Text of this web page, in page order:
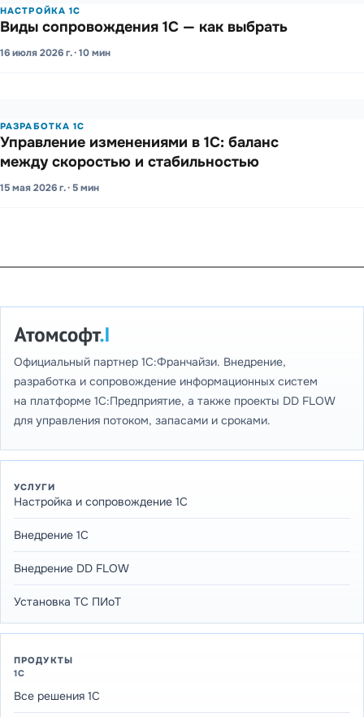
НАСТРОЙКА 1С
Виды сопро­вожде­ния 1С — как выбрать
16 июля 2026 г. · 10 мин
РАЗРАБОТКА 1С
Управ­ление изме­нениями в 1С: баланс
между скоро­стью и стаби­льно­стью
15 мая 2026 г. · 5 мин
Официальный партнер 1С:Франчайзи. Внедрение,
разработка и сопровождение информационных систем
на платформе 1С:Предприятие, а также проекты DD FLOW
для управления потоком, запасами и сроками.
УСЛУГИ
Настройка и сопровождение 1С
Внедрение 1С
Внедрение DD FLOW
Установка ТС ПИоТ
ПРОДУКТЫ
1С
Все решения 1С